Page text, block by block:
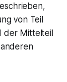
von Teil
der Mittelteil